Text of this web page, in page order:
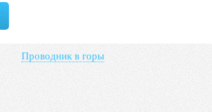
Проводник в горы